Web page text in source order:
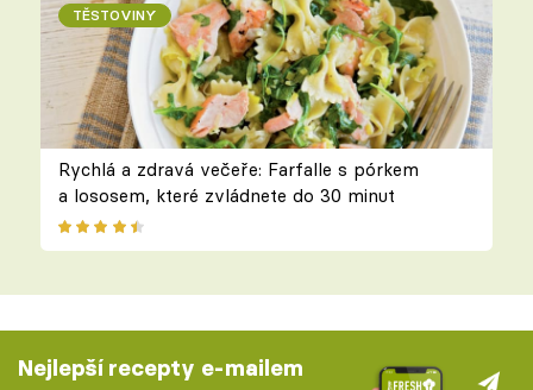
TĚSTOVINY
Rychlá a zdravá večeře: Farfalle s pórkem
a lososem, které zvládnete do 30 minut
Nejlepší recepty e-mailem